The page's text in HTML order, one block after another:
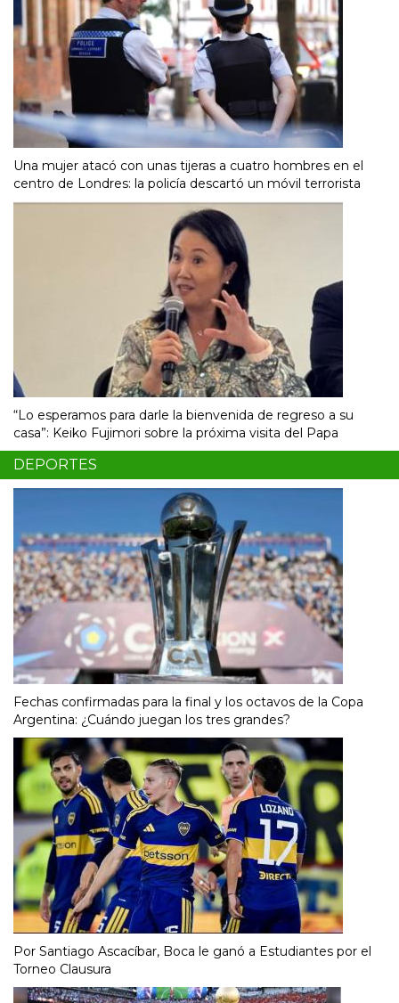
Una mujer atacó con unas tijeras a cuatro hombres en el
centro de Londres: la policía descartó un móvil terrorista
“Lo esperamos para darle la bienvenida de regreso a su
casa”: Keiko Fujimori sobre la próxima visita del Papa
DEPORTES
Fechas confirmadas para la final y los octavos de la Copa
Argentina: ¿Cuándo juegan los tres grandes?
Por Santiago Ascacíbar, Boca le ganó a Estudiantes por el
Torneo Clausura